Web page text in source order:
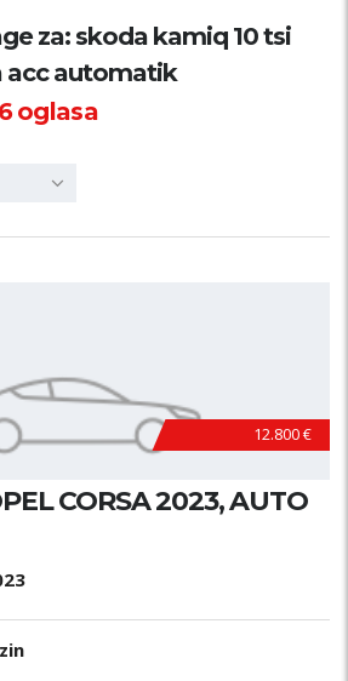
za: skoda kamiq 10 tsi
acc automatik
oglasa
12.800 €
CORSA 2023, AUTO